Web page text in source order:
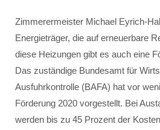
Zimmerermeister Michael Eyrich-
Energieträger, die auf erneuerbare
diese Heizungen gibt es auch eine
Das zuständige Bundesamt für
Ausfuhrkontrolle (BAFA) hat vor
Förderung 2020 vorgestellt. Bei
werden bis zu 45 Prozent der